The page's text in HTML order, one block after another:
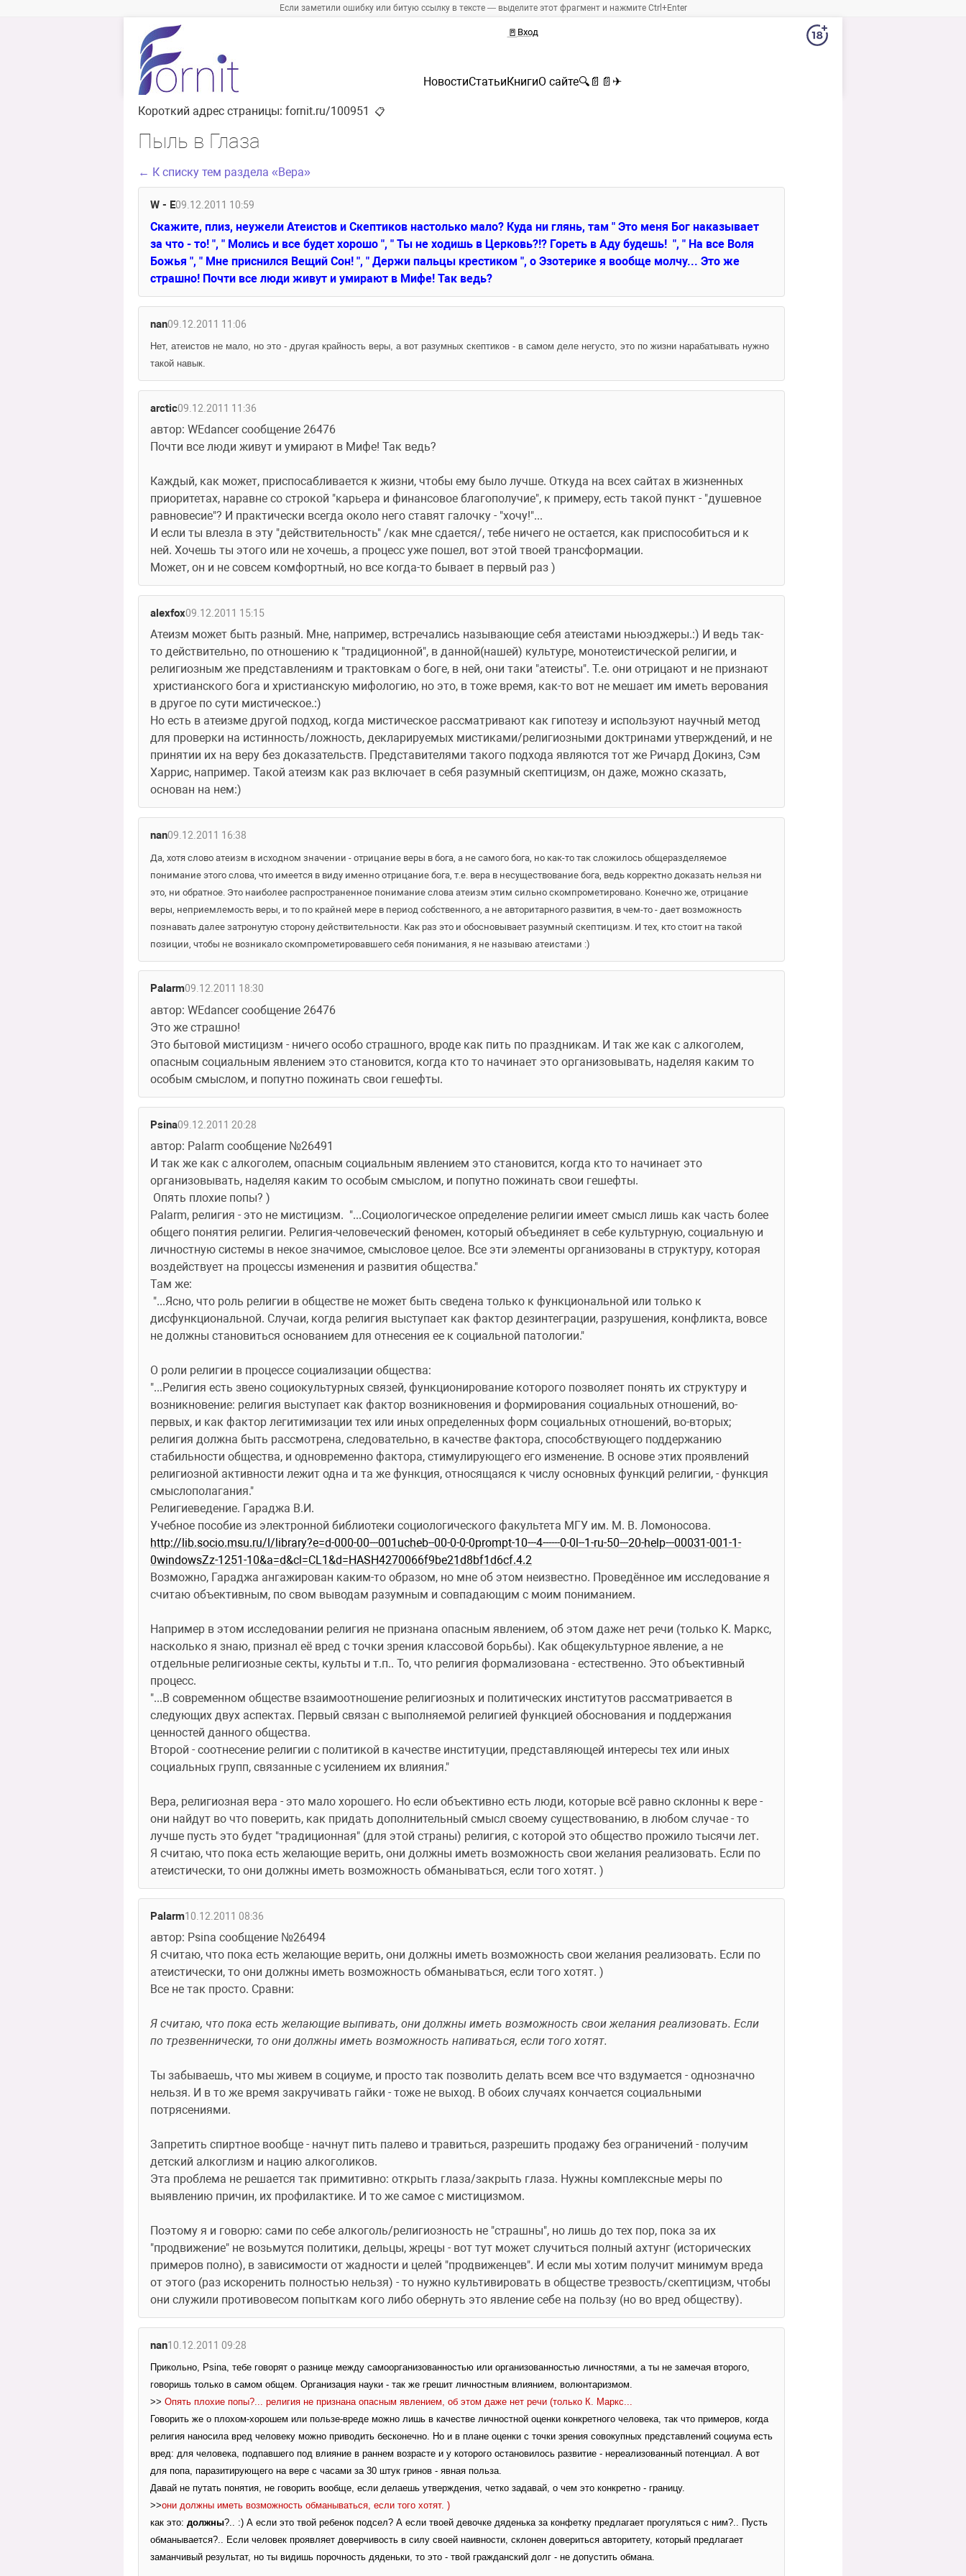
Если заметили ошибку или битую ссылку в тексте — выделите этот фрагмент и нажмите Ctrl+Enter
🚪 Вход
НовостиСтатьиКнигиО сайте🔍 📄 📄 ✈
Короткий адрес страницы: fornit.ru/100951 📋
Пыль в Глаза
← К списку тем раздела «Вера»
W - E09.12.2011 10:59
Скажите, плиз, неужели Атеистов и Скептиков настолько мало? Куда ни глянь, там " Это меня Бог наказывает
за что - то! ", " Молись и все будет хорошо ", " Ты не ходишь в Церковь?!? Гореть в Аду будешь!  ", " На все Воля
Божья ", " Мне приснился Вещий Сон! ", " Держи пальцы крестиком ", о Эзотерике я вообще молчу... Это же
страшно! Почти все люди живут и умирают в Мифе! Так ведь?
nan09.12.2011 11:06
Нет, атеистов не мало, но это - другая крайность веры, а вот разумных скептиков - в самом деле негусто, это по жизни нарабатывать нужно
такой навык.
arctic09.12.2011 11:36
автор: WEdancer сообщение 26476
Почти все люди живут и умирают в Мифе! Так ведь?
Каждый, как может, приспосабливается к жизни, чтобы ему было лучше. Откуда на всех сайтах в жизненных
приоритетах, наравне со строкой "карьера и финансовое благополучие", к примеру, есть такой пункт - "душевное
равновесие"? И практически всегда около него ставят галочку - "хочу!"...
И если ты влезла в эту "действительность" /как мне сдается/, тебе ничего не остается, как приспособиться и к
ней. Хочешь ты этого или не хочешь, а процесс уже пошел, вот этой твоей трансформации.
Может, он и не совсем комфортный, но все когда-то бывает в первый раз )
alexfox09.12.2011 15:15
Атеизм может быть разный. Мне, например, встречались называющие себя атеистами ньюэджеры.:) И ведь так-
то действительно, по отношению к "традиционной", в данной(нашей) культуре, монотеистической религии, и
религиозным же представлениям и трактовкам о боге, в ней, они таки "атеисты". Т.е. они отрицают и не признают
христианского бога и христианскую мифологию, но это, в тоже время, как-то вот не мешает им иметь верования
в другое по сути мистическое.:)
Но есть в атеизме другой подход, когда мистическое рассматривают как гипотезу и используют научный метод
для проверки на истинность/ложность, декларируемых мистиками/религиозными доктринами утверждений, и не
принятии их на веру без доказательств. Представителями такого подхода являются тот же Ричард Докинз, Сэм
Харрис, например. Такой атеизм как раз включает в себя разумный скептицизм, он даже, можно сказать,
основан на нем:)
nan09.12.2011 16:38
Да, хотя слово атеизм в исходном значении - отрицание веры в бога, а не самого бога, но как-то так сложилось общеразделяемое
понимание этого слова, что имеется в виду именно отрицание бога, т.е. вера в несуществование бога, ведь корректно доказать нельзя ни
это, ни обратное. Это наиболее распространенное понимание слова атеизм этим сильно скомпрометировано. Конечно же, отрицание
веры, неприемлемость веры, и то по крайней мере в период собственного, а не авторитарного развития, в чем-то - дает возможность
познавать далее затронутую сторону действительности. Как раз это и обосновывает разумный скептицизм. И тех, кто стоит на такой
позиции, чтобы не возникало скомпрометировавшего себя понимания, я не называю атеистами :)
Palarm09.12.2011 18:30
автор: WEdancer сообщение 26476
Это же страшно!
Это бытовой мистицизм - ничего особо страшного, вроде как пить по праздникам. И так же как с алкоголем,
опасным социальным явлением это становится, когда кто то начинает это организовывать, наделяя каким то
особым смыслом, и попутно пожинать свои гешефты.
Psina09.12.2011 20:28
автор: Palarm сообщение №26491
И так же как с алкоголем, опасным социальным явлением это становится, когда кто то начинает это
организовывать, наделяя каким то особым смыслом, и попутно пожинать свои гешефты.
Опять плохие попы? )
Palarm, религия - это не мистицизм. "...Социологическое определение религии имеет смысл лишь как часть более
общего понятия религии. Религия-человеческий феномен, который объединяет в себе культурную, социальную и
личностную системы в некое значимое, смысловое целое. Все эти элементы организованы в структуру, которая
воздействует на процессы изменения и развития общества."
Там же:
дисфункциональной. Случаи, когда религия выступает как фактор дезинтеграции, разрушения, конфликта, вовсе
не должны становиться основанием для отнесения ее к социальной патологии."
О роли религии в процессе социализации общества:
"...Религия есть звено социокультурных связей, функционирование которого позволяет понять их структуру и
возникновение: религия выступает как фактор возникновения и формирования социальных отношений, во-
первых, и как фактор легитимизации тех или иных определенных форм социальных отношений, во-вторых;
религия должна быть рассмотрена, следовательно, в качестве фактора, способствующего поддержанию
стабильности общества, и одновременно фактора, стимулирующего его изменение. В основе этих проявлений
религиозной активности лежит одна и та же функция, относящаяся к числу основных функций религии, - функция
смыслополагания."
Религиеведение. Гараджа В.И.
Учебное пособие из электронной библиотеки социологического факультета МГУ им. М. В. Ломоносова.
http://lib.socio.msu.ru/l/library?e=d-000-00---001ucheb--00-0-0-0prompt-10---4------0-0l--1-ru-50---20-help---00031-001-1-
0windowsZz-1251-10&a=d&cl=CL1&d=HASH4270066f9be21d8bf1d6cf.4.2
Возможно, Гараджа ангажирован каким-то образом, но мне об этом неизвестно. Проведённое им исследование я
считаю объективным, по свом выводам разумным и совпадающим с моим пониманием.
Например в этом исследовании религия не признана опасным явлением, об этом даже нет речи (только К. Маркс,
насколько я знаю, признал её вред с точки зрения классовой борьбы). Как общекультурное явление, а не
отдельные религиозные секты, культы и т.п.. То, что религия формализована - естественно. Это объективный
процесс.
"...В современном обществе взаимоотношение религиозных и политических институтов рассматривается в
следующих двух аспектах. Первый связан с выполняемой религией функцией обоснования и поддержания
ценностей данного общества.
Второй - соотнесение религии с политикой в качестве институции, представляющей интересы тех или иных
социальных групп, связанные с усилением их влияния."
Вера, религиозная вера - это мало хорошего. Но если объективно есть люди, которые всё равно склонны к вере -
они найдут во что поверить, как придать дополнительный смысл своему существованию, в любом случае - то
лучше пусть это будет "традиционная" (для этой страны) религия, с которой это общество прожило тысячи лет.
Я считаю, что пока есть желающие верить, они должны иметь возможность свои желания реализовать. Если по
атеистически, то они должны иметь возможность обманываться, если того хотят. )
Palarm10.12.2011 08:36
автор: Psina сообщение №26494
Я считаю, что пока есть желающие верить, они должны иметь возможность свои желания реализовать. Если по
атеистически, то они должны иметь возможность обманываться, если того хотят. )
Все не так просто. Сравни:
Я считаю, что пока есть желающие выпивать, они должны иметь возможность свои желания реализовать. Если
по трезвеннически, то они должны иметь возможность напиваться, если того хотят.
Ты забываешь, что мы живем в социуме, и просто так позволить делать всем все что вздумается - однозначно
нельзя. И в то же время закручивать гайки - тоже не выход. В обоих случаях кончается социальными
потрясениями.
Запретить спиртное вообще - начнут пить палево и травиться, разрешить продажу без ограничений - получим
детский алкоглизм и нацию алкоголиков.
Эта проблема не решается так примитивно: открыть глаза/закрыть глаза. Нужны комплексные меры по
выявлению причин, их профилактике. И то же самое с мистицизмом.
Поэтому я и говорю: сами по себе алкоголь/религиозность не "страшны", но лишь до тех пор, пока за их
"продвижение" не возьмутся политики, дельцы, жрецы - вот тут может случиться полный ахтунг (исторических
примеров полно), в зависимости от жадности и целей "продвиженцев". И если мы хотим получит минимум вреда
от этого (раз искоренить полностью нельзя) - то нужно культивировать в обществе трезвость/скептицизм, чтобы
они служили противовесом попыткам кого либо обернуть это явление себе на пользу (но во вред обществу).
nan10.12.2011 09:28
Прикольно, Psina, тебе говорят о разнице между самоорганизованностью или организованностью личностями, а ты не замечая второго,
говоришь только в самом общем. Организация науки - так же грешит личностным влиянием, волюнтаризмом.
>> Опять плохие попы?... религия не признана опасным явлением, об этом даже нет речи (только К. Маркс...
Говорить же о плохом-хорошем или пользе-вреде можно лишь в качестве личностной оценки конкретного человека, так что примеров, когда
религия наносила вред человеку можно приводить бесконечно. Но и в плане оценки с точки зрения совокупных представлений социума есть
вред: для человека, подпавшего под влияние в раннем возрасте и у которого остановилось развитие - нереализованный потенциал. А вот
для попа, паразитирующего на вере с часами за 30 штук гринов - явная польза.
Давай не путать понятия, не говорить вообще, если делаешь утверждения, четко задавай, о чем это конкретно - границу.
>>они должны иметь возможность обманываться, если того хотят. )
как это: должны?.. :) А если это твой ребенок подсел? А если твоей девочке дяденька за конфетку предлагает прогуляться с ним?.. Пусть
обманывается?.. Если человек проявляет доверчивость в силу своей наивности, склонен довериться авторитету, который предлагает
заманчивый результат, но ты видишь порочность дяденьки, то это - твой гражданский долг - не допустить обмана.